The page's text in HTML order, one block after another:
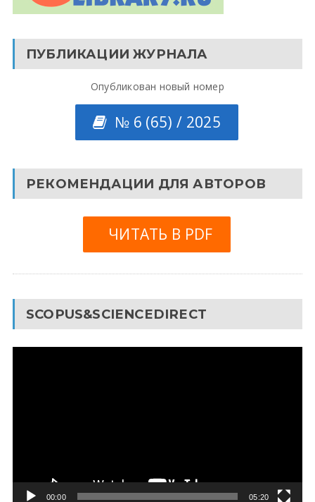
ПУБЛИКАЦИИ ЖУРНАЛА
Опубликован новый номер
№ 6 (65) / 2025
РЕКОМЕНДАЦИИ ДЛЯ АВТОРОВ
ЧИТАТЬ В PDF
SCOPUS&SCIENCEDIRECT
00:00 05:20